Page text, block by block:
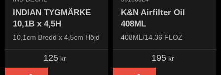
INDIAN TYGMÄRKE
10,1B x 4,5H
10,1cm Bredd x 4,5cm Höjd
125 kr
K&N Airfilter Oil
408ML
408ML/14.36 FLOZ
195 kr